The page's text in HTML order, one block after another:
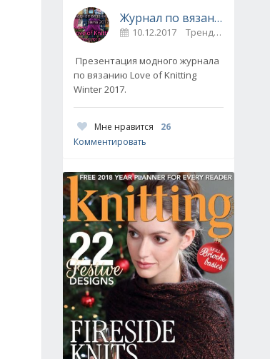
Журнал по вязанию Love of Knitting выпуск Зима 2017
10.12.2017 Тренды / Вдохновение
Презентация модного журнала
по вязанию Love of Knitting
Winter 2017.
Мне нравится
26
Комментировать